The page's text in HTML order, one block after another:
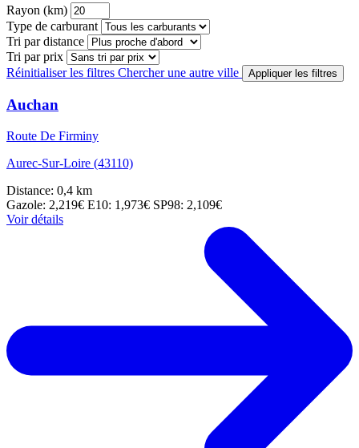
Rayon (km)
Type de carburant
Tri par distance
Tri par prix
Réinitialiser les filtres Chercher une autre ville Appliquer les filtres
Auchan
Route De Firminy
Aurec-Sur-Loire (43110)
Distance: 0,4 km
Gazole: 2,219€ E10: 1,973€ SP98: 2,109€
Voir détails